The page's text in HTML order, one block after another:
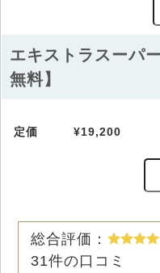
エキストラスーパ
無料】
定価 ¥19,200
総合評価：
31件の口コミ